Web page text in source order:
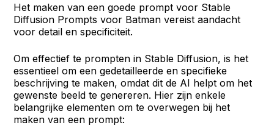
Het maken van een goede prompt voor Stable
Diffusion Prompts voor Batman vereist aandacht
voor detail en specificiteit.
Om effectief te prompten in Stable Diffusion, is het
essentieel om een gedetailleerde en specifieke
beschrijving te maken, omdat dit de AI helpt om het
gewenste beeld te genereren. Hier zijn enkele
belangrijke elementen om te overwegen bij het
maken van een prompt: